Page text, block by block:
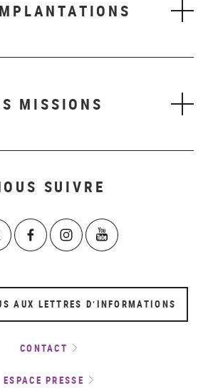
MISSIONS
SUIVRE
AUX LETTRES D’INFORMATIONS
CONTACT
ESPACE PRESSE